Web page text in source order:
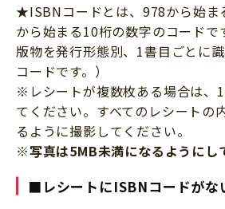
★ISBNコードとは、978から始ま
から始まる10桁の数字のコードで
版物を発行形態別、1書目ごとに
コードです。）
※レシートが複数枚ある場合は、
てください。すべてのレシートの
るように撮影してください。
※写真は5MB未満になるようにし
■レシートにISBNコードがな